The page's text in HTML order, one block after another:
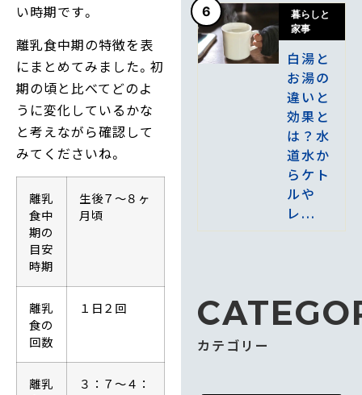
い時期です。
離乳食中期の特徴を表
にまとめてみました。初
期の頃と比べてどのよ
うに変化しているかな
と考えながら確認して
みてくださいね。
離乳
食中
期の
目安
時期
生後７～８ヶ
月頃
離乳
食の
回数
１日２回
離乳
３：７～４：
6
暮らしと
家事
白湯と
お湯の
違いと
効果と
は？水
道水か
らケト
ルや
レ...
カテゴリー